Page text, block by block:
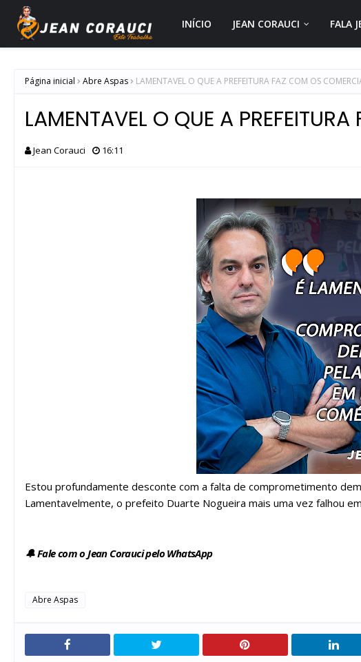
INÍCIO JEAN CORAUCI FALA
Página inicial Abre Aspas LAMENTAVEL O QUE A PREFEITURA FAZ COM OS
LAMENTAVEL O QUE A
Jean Corauci 16:11
Estou profundamente desconte com a falta de comprometimento
Lamentavelmente, o prefeito Duarte Nogueira mais uma vez falhou
🔔 Fale com o Jean Corauci pelo WhatsApp
Abre Aspas